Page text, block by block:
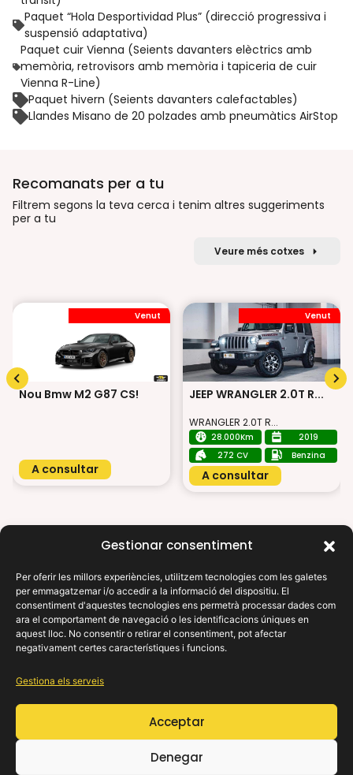
Gestionar consentiment
Per oferir les millors experiències, utilitzem tecnologies com les galetes
per emmagatzemar i/o accedir a la informació del dispositiu. El
consentiment d'aquestes tecnologies ens permetrà processar dades com
ara el comportament de navegació o les identificacions úniques en
aquest lloc. No consentir o retirar el consentiment, pot afectar
negativament certes característiques i funcions.
Gestiona els serveis
Acceptar
Denegar
Paquet “Hola Desportividad Plus” (direcció progressiva i
suspensió adaptativa)
Paquet cuir Vienna (Seients davanters elèctrics amb
memòria, retrovisors amb memòria i tapiceria de cuir
Vienna R-Line)
Paquet hivern (Seients davanters calefactables)
Llandes Misano de 20 polzades amb pneumàtics AirStop
Recomanats per a tu
Filtrem segons la teva cerca i tenim altres suggeriments
per a tu
Veure més cotxes
Venut
Nou Bmw M2 G87 CS!
A consultar
Venut
JEEP WRANGLER 2.0T R...
WRANGLER 2.0T R...
28.000Km
2019
272 CV
Benzina
A consultar
On els teus somnis automotrius prenen vida: troba el teu
Legals
Necessites ajuda?